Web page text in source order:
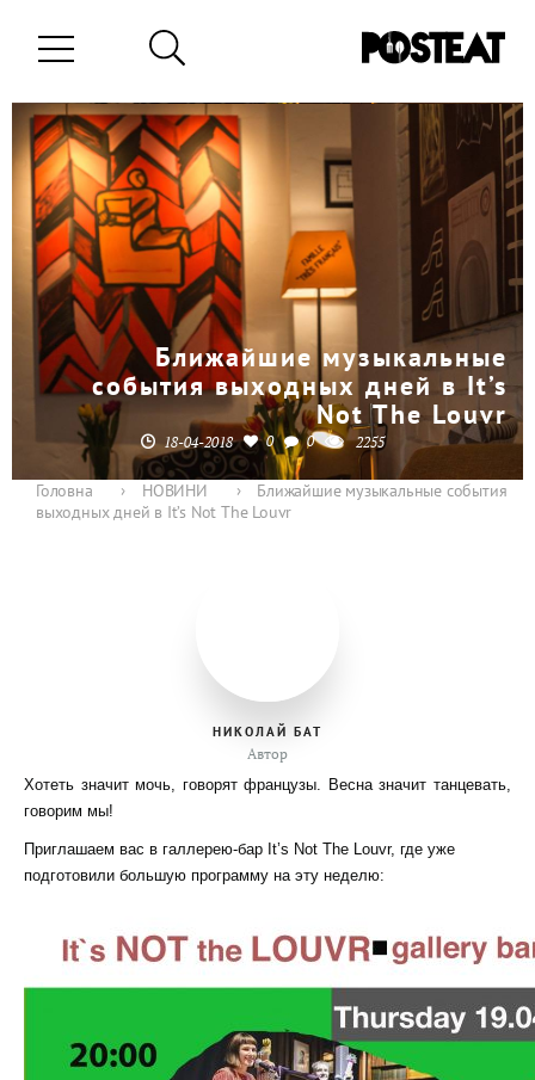
Ближайшие музыкальные
события выходных дней в It’s
Not The Louvr
18-04-2018 0 0 2255
Головна › НОВИНИ ›
Ближайшие музыкальные события
выходных дней в It’s Not The Louvr
НИКОЛАЙ БАТ
Автор
Хотеть значит мочь, говорят французы. Весна значит танцевать,
говорим мы!
Приглашаем вас в галлерею-бар It’s Not The Louvr, где уже
подготовили большую программу на эту неделю: